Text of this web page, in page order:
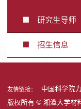
研究生导师
招生信息
友情链接： 中国科学院
版权所有 © 湘潭大学材